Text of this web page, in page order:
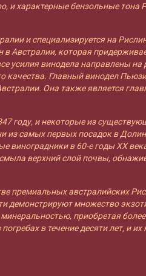
и характерные бензольные тона
и специализируется на
в Австралии, которая
усилия винодела направлены на
качества. Главный винодел
Она также является
году, и некоторые из
из самых первых посадок в
виноградники в 60-е годы XX
верхний слой почвы,
премиальных австралийских
демонстрируют множество
приобретая
в течение десяти лет, и